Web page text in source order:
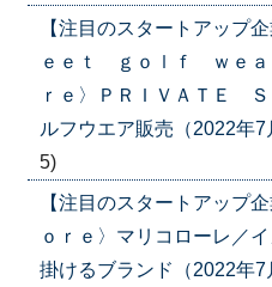
【注目のスタートアッ
ｅｅｔ ｇｏｌｆ ｗｅ
ｒｅ〉ＰＲＩＶＡＴＥ
ルフウエア販売（2022年
5)
【注目のスタートアップ
ｏｒｅ〉マリコローレ／
掛けるブランド（2022年